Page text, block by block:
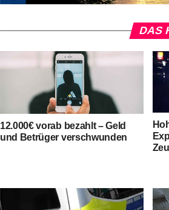
DAS
12.000€ vorab bezahlt – Geld
und Betrüger verschwunden